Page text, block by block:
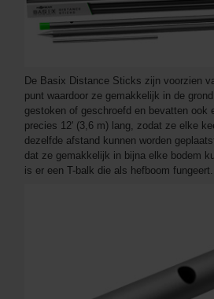
De Basix Distance Sticks zijn voorzien
punt waardoor ze gemakkelijk in de
gestoken of geschroefd en bevatten ook
precies 12' (3,6 m) lang, zodat ze elke
dezelfde afstand kunnen worden
dat ze gemakkelijk in bijna elke bodem
is er een T-balk die als hefboom fungeert.